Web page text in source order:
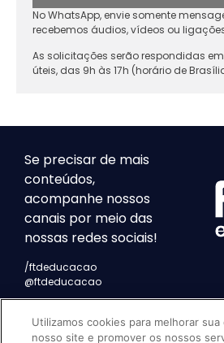
No WhatsApp, envie somente
recebemos áudios, vídeos ou
As solicitações serão respondidas
úteis, das 9h às 17h (horário de
Se precisar de mais
conteúdos,
acompanhe nossos
canais por meio das
nossas redes sociais!
/ftdeducacao
@ftdeducacao
Utilizamos cookies para melhorar
nosso site e promover os nossos